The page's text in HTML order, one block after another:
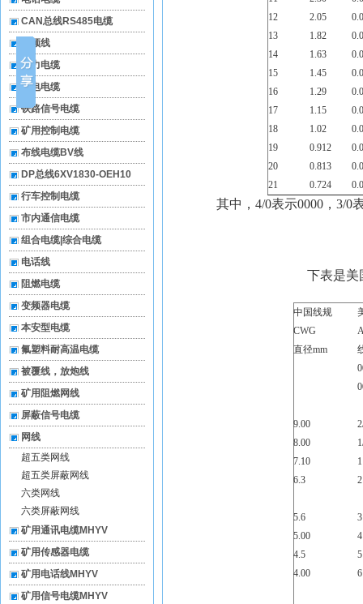
12
2.05
13
1.82
14
1.63
15
1.45
16
1.29
17
1.15
18
1.02
19
0.912
20
0.813
21
0.724
其中， 4/0表示0000 ， 3/0
下表是美
中国线规
CWG
直径mm
9.00
8.00
7.10
1
6.3
2
5.6
3
5.00
4
4.5
5
4.00
6
CAN总线RS485电缆
视频线
电力电缆
弱电电缆
铁路信号电缆
矿用控制电缆
布线电缆BV线
DP总线6XV1830-OEH10
行车控制电缆
市内通信电缆
组合电缆|综合电缆
电话线
阻燃电缆
变频器电缆
本安型电缆
氟塑料耐高温电缆
被覆线，放炮线
矿用阻燃网线
屏蔽信号电缆
网线
超五类网线
超五类屏蔽网线
六类网线
六类屏蔽网线
矿用通讯电缆MHYV
矿用传感器电缆
矿用电话线MHYV
矿用信号电缆MHYV